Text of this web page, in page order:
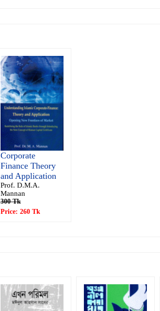
Corporate
Finance Theory
and Application
Prof. D.M.A.
Mannan
300 Tk
Price: 260 Tk